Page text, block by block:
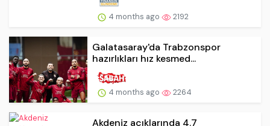
4 months ago 2192
Galatasaray'da Trabzonspor
hazırlıkları hız kesmed...
4 months ago 2264
Akdeniz açıklarında 4.7